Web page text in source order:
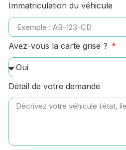
Immatriculation du véhicule
Avez-vous la carte grise ?
Détail de votre demande